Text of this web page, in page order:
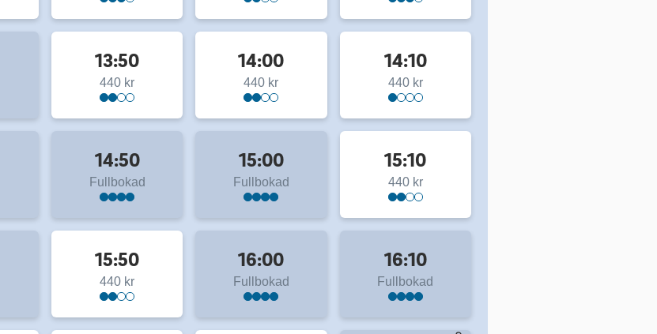
13:50
440 kr
14:00
440 kr
14:10
440 kr
14:50
Fullbokad
15:00
Fullbokad
15:10
440 kr
15:50
440 kr
16:00
Fullbokad
16:10
Fullbokad